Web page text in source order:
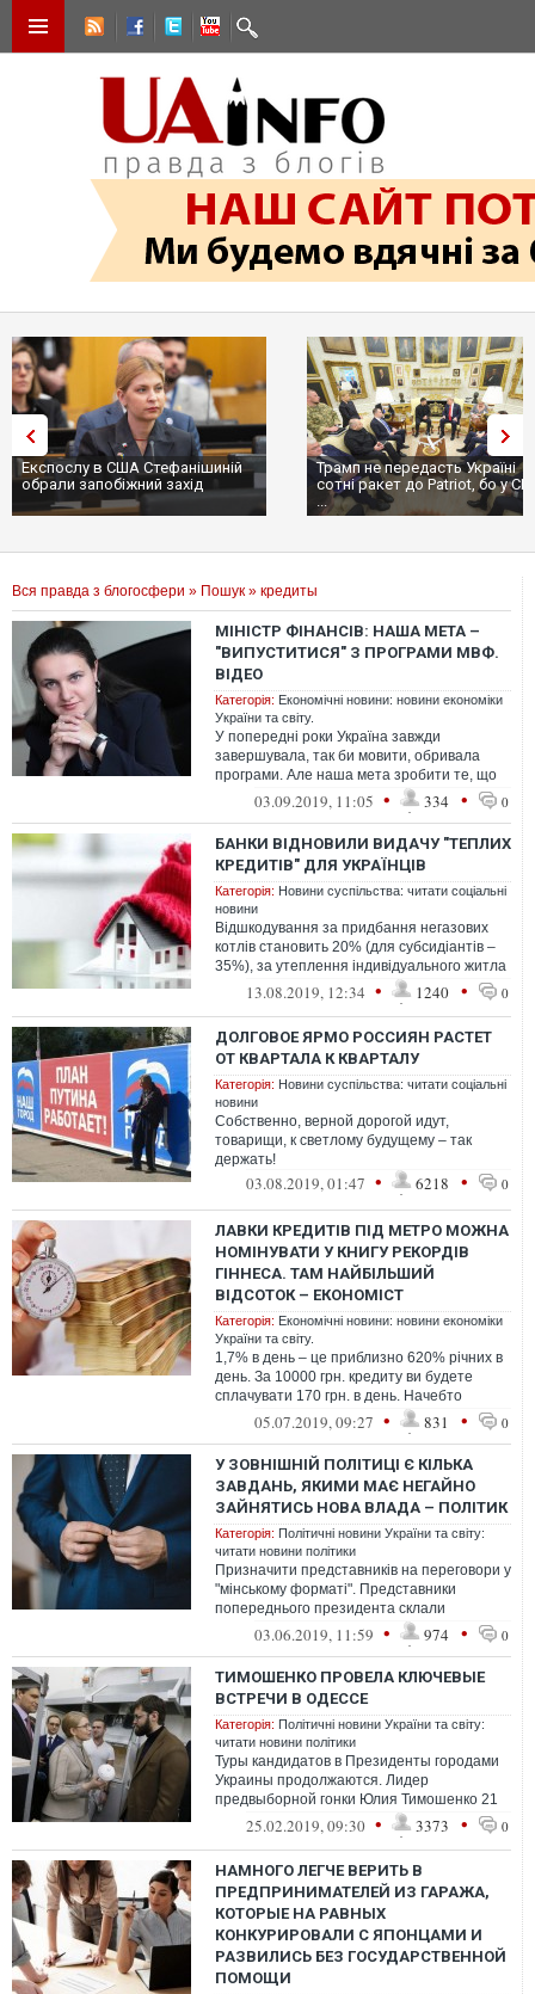
Експослу в США Стефанішиній
обрали запобіжний захід
Трамп не передасть Україні
сотні ракет до Patriot, бо у
...
Вся правда з блогосфери » Пошук » кредиты
МІНІСТР ФІНАНСІВ: НАША МЕТА –
"ВИПУСТИТИСЯ" З ПРОГРАМИ МВФ.
ВІДЕО
Категорія: Економічні новини: новини економіки
України та світу.
У попередні роки Україна завжди
завершувала, так би мовити, обривала
програми. Але наша мета зробити те, що
вдалося багатьом європейським країнам –
03.09.2019, 11:05 • 334 • 0
БАНКИ ВІДНОВИЛИ ВИДАЧУ "ТЕПЛИХ
КРЕДИТІВ" ДЛЯ УКРАЇНЦІВ
Категорія: Новини суспільства: читати соціальні
новини
Відшкодування за придбання негазових
котлів становить 20% (для субсидіантів –
35%), за утеплення індивідуального житла
– 35%, за утеплення багатоповер...
13.08.2019, 12:34 • 1240 • 0
ДОЛГОВОЕ ЯРМО РОССИЯН РАСТЕТ
ОТ КВАРТАЛА К КВАРТАЛУ
Категорія: Новини суспільства: читати соціальні
новини
Собственно, верной дорогой идут,
товарищи, к светлому будущему – так
держать!
03.08.2019, 01:47 • 6218 • 0
ЛАВКИ КРЕДИТІВ ПІД МЕТРО МОЖНА
НОМІНУВАТИ У КНИГУ РЕКОРДІВ
ГІННЕСА. ТАМ НАЙБІЛЬШИЙ
ВІДСОТОК – ЕКОНОМІСТ
Категорія: Економічні новини: новини економіки
України та світу.
1,7% в день – це приблизно 620% річних в
день. За 10000 грн. кредиту ви будете
сплачувати 170 грн. в день. Начебто
небагато, але друзі – 620% річних ...
05.07.2019, 09:27 • 831 • 0
У ЗОВНІШНІЙ ПОЛІТИЦІ Є КІЛЬКА
ЗАВДАНЬ, ЯКИМИ МАЄ НЕГАЙНО
ЗАЙНЯТИСЬ НОВА ВЛАДА – ПОЛІТИК
Категорія: Політичні новини України та світу:
читати новини політики
Призначити представників на переговори у
"мінському форматі". Представники
попереднього президента склали
повноваження, наступні переговори –
03.06.2019, 11:59 • 974 • 0
ТИМОШЕНКО ПРОВЕЛА КЛЮЧЕВЫЕ
ВСТРЕЧИ В ОДЕССЕ
Категорія: Політичні новини України та світу:
читати новини політики
Туры кандидатов в Президенты городами
Украины продолжаются. Лидер
предвыборной гонки Юлия Тимошенко 21
февраля посетила Одесский регион.
25.02.2019, 09:30 • 3373 • 0
НАМНОГО ЛЕГЧЕ ВЕРИТЬ В
ПРЕДПРИНИМАТЕЛЕЙ ИЗ ГАРАЖА,
КОТОРЫЕ НА РАВНЫХ
КОНКУРИРОВАЛИ С ЯПОНЦАМИ И
РАЗВИЛИСЬ БЕЗ ГОСУДАРСТВЕННОЙ
ПОМОЩИ